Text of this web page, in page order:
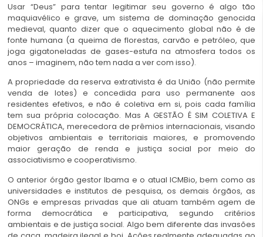
Usar “Deus” para tentar legitimar seu governo é algo tão
maquiavélico e grave, um sistema de dominação genocida
medieval, quanto dizer que o aquecimento global não é de
fonte humana (a queima de florestas, carvão e petróleo, que
joga gigatoneladas de gases-estufa na atmosfera todos os
anos – imaginem, não tem nada a ver com isso).
A propriedade da reserva extrativista é da União (não permite
venda de lotes) e concedida para uso permanente aos
residentes efetivos, e não é coletiva em si, pois cada família
tem sua própria colocação. Mas A GESTÃO É SIM COLETIVA E
DEMOCRÁTICA, merecedora de prêmios internacionais, visando
objetivos ambientais e territoriais maiores, e promovendo
maior geração de renda e justiça social por meio do
associativismo e cooperativismo.
O anterior órgão gestor Ibama e o atual ICMBio, bem como as
universidades e institutos de pesquisa, os demais órgãos, as
ONGs e empresas privadas que ali atuam também agem de
forma democrática e participativa, segundo critérios
ambientais e de justiça social. Algo bem diferente das invasões